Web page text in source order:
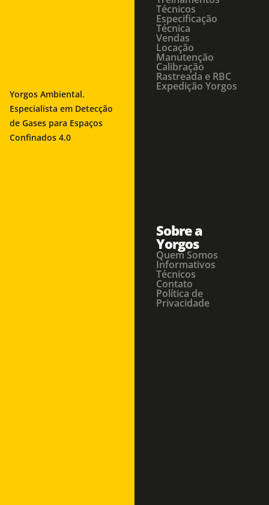
Yorgos Ambiental.
Especialista em Detecção
de Gases para Espaços
Confinados 4.0
Técnicos
Especificação
Técnica
Vendas
Locação
Manutenção
Calibração
Rastreada e RBC
Expedição Yorgos
Sobre a
Yorgos
Quem Somos
Informativos
Técnicos
Contato
Política de
Privacidade